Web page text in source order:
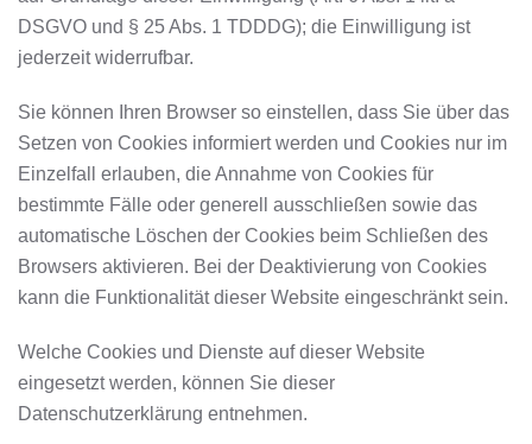
DSGVO und § 25 Abs. 1 TDDDG); die Einwilligung ist
jederzeit widerrufbar.
Sie können Ihren Browser so einstellen, dass Sie über das
Setzen von Cookies informiert werden und Cookies nur im
Einzelfall erlauben, die Annahme von Cookies für
bestimmte Fälle oder generell ausschließen sowie das
automatische Löschen der Cookies beim Schließen des
Browsers aktivieren. Bei der Deaktivierung von Cookies
kann die Funktionalität dieser Website eingeschränkt sein.
Welche Cookies und Dienste auf dieser Website
eingesetzt werden, können Sie dieser
Datenschutzerklärung entnehmen.